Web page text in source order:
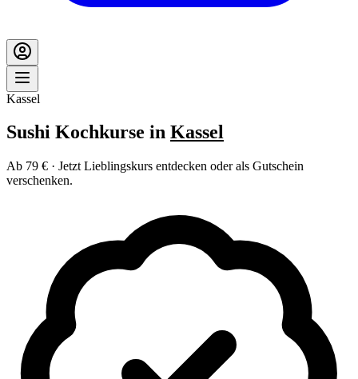
Kassel
Sushi Kochkurse in Kassel
Ab 79 € · Jetzt Lieblingskurs entdecken oder als Gutschein
verschenken.